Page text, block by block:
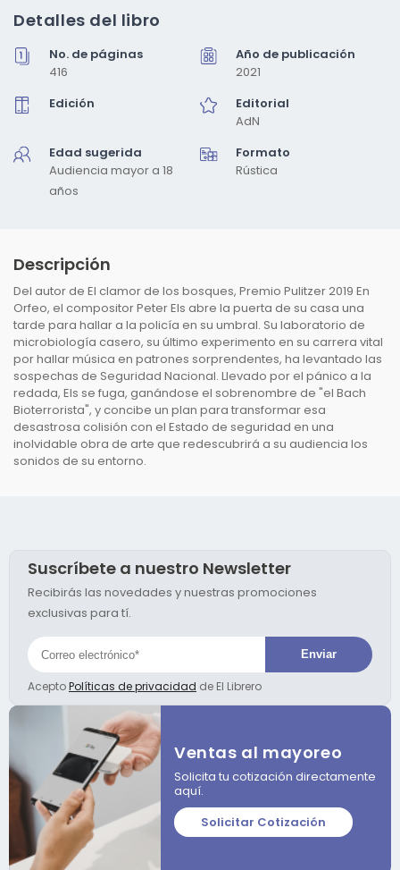
1
en
ventana
modal
Detalles del libro
No. de páginas
416
Año de publicación
2021
Edición
Editorial
AdN
Edad sugerida
Audiencia mayor a 18
años
Formato
Rústica
Descripción
Del autor de El clamor de los bosques, Premio Pulitzer 2019 En
Orfeo, el compositor Peter Els abre la puerta de su casa una
tarde para hallar a la policía en su umbral. Su laboratorio de
microbiología casero, su último experimento en su carrera vital
por hallar música en patrones sorprendentes, ha levantado las
sospechas de Seguridad Nacional. Llevado por el pánico a la
redada, Els se fuga, ganándose el sobrenombre de "el Bach
Bioterrorista", y concibe un plan para transformar esa
desastrosa colisión con el Estado de seguridad en una
inolvidable obra de arte que redescubrirá a su audiencia los
sonidos de su entorno.
Suscríbete a nuestro Newsletter
Recibirás las novedades y nuestras promociones
exclusivas para tí.
AceptoPolíticas de privacidad de El Librero
Ventas al mayoreo
Solicita tu cotización directamente
aquí.
Solicitar Cotización